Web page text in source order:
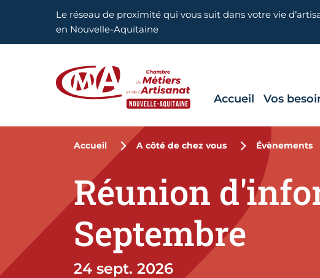
Aller en haut de pageLe réseau de proximité qui vous suit dans votre vie
en Nouvelle-Aquitaine
Accueil Vos
Accueil A côté de chez vous Évènements
Réunion
Septembre
24 sept. 2026